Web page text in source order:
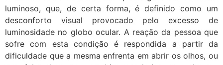
luminoso, que, de certa forma, é definido como um
desconforto visual provocado pelo excesso de
luminosidade no globo ocular. A reação da pessoa que
sofre com esta condição é respondida a partir da
dificuldade que a mesma enfrenta em abrir os olhos, ou